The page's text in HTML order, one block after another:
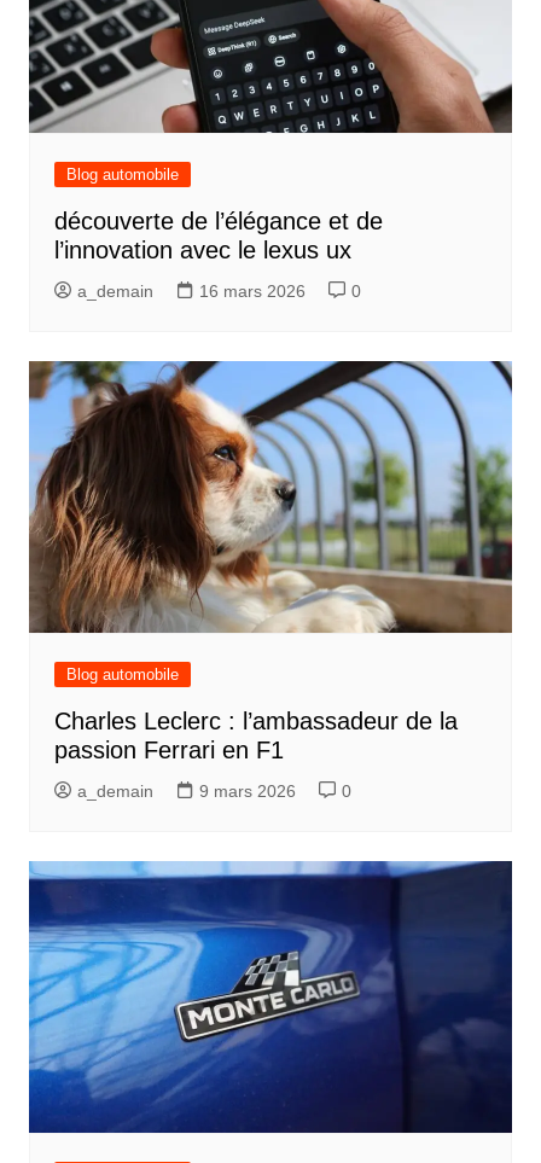
Blog automobile
découverte de l’élégance et de
l’innovation avec le lexus ux
a_demain 16 mars 2026 0
Blog automobile
Charles Leclerc : l’ambassadeur de la
passion Ferrari en F1
a_demain 9 mars 2026 0